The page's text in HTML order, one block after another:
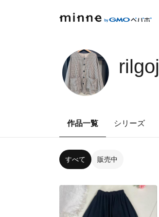
rilgoj
作品一覧 シリーズ
すべて 販売中